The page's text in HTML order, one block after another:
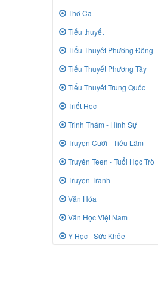
Thơ Ca
Tiểu thuyết
Tiểu Thuyết Phương Đông
Tiểu Thuyết Phương Tây
Tiểu Thuyết Trung Quốc
Triết Học
Trinh Thám - Hình Sự
Truyện Cười - Tiếu Lâm
Truyên Teen - Tuổi Học Trò
Truyện Tranh
Văn Hóa
Văn Học Việt Nam
Y Học - Sức Khỏe